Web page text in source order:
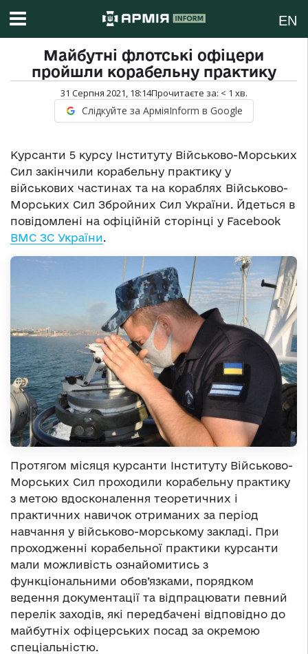
EN
Майбутні флотські офіцери
пройшли корабельну практику
31 Серпня 2021, 18:14Прочитаєте за: < 1 хв.
Слідкуйте за АрміяInform в Google
Курсанти 5 курсу Інституту Військово-Морських
Сил закінчили корабельну практику у
військових частинах та на кораблях Військово-
Морських Сил Збройних Сил України. Йдеться в
повідомлені на офіційній сторінці у Facebook
ВМС ЗС України.
Протягом місяця курсанти Інституту Військово-
Морських Сил проходили корабельну практику
з метою вдосконалення теоретичних і
практичних навичок отриманих за період
навчання у військово-морському закладі. При
проходженні корабельної практики курсанти
мали можливість ознайомитись з
функціональними обов’язками, порядком
ведення документації та відпрацювати певний
перелік заходів, які передбачені відповідно до
майбутніх офіцерських посад за окремою
спеціальністю.